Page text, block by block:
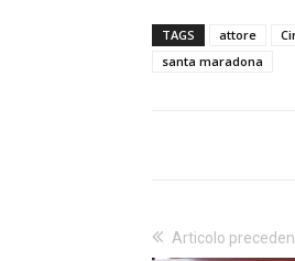
TAGS attore
santa maradona
Articolo